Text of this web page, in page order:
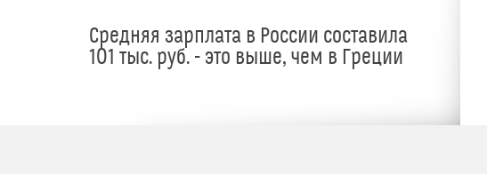
Средняя зарплата в России составила
101 тыс. руб. - это выше, чем в Греции